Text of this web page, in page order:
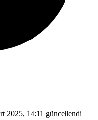
2025, 14:11 güncellendi